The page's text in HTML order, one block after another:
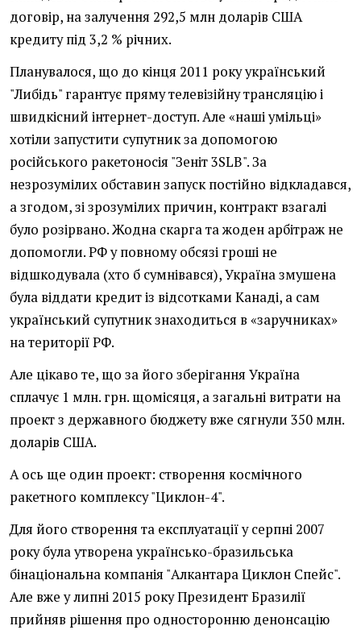
договір, на залучення 292,5 млн доларів США
кредиту під 3,2 % річних.
Планувалося, що до кінця 2011 року український
"Либідь" гарантує пряму телевізійну трансляцію і
швидкісний інтернет-доступ. Але «наші умільці»
хотіли запустити супутник за допомогою
російського ракетоносія "Зеніт 3SLB". За
незрозумілих обставин запуск постійно відкладався,
а згодом, зі зрозумілих причин, контракт взагалі
було розірвано. Жодна скарга та жоден арбітраж не
допомогли. РФ у повному обсязі гроші не
відшкодувала (хто б сумнівався), Україна змушена
була віддати кредит із відсотками Канаді, а сам
український супутник знаходиться в «заручниках»
на території РФ.
Але цікаво те, що за його зберігання Україна
сплачує 1 млн. грн. щомісяця, а загальні витрати на
проект з державного бюджету вже сягнули 350 млн.
доларів США.
А ось ще один проект: створення космічного
ракетного комплексу "Циклон-4".
Для його створення та експлуатації у серпні 2007
року була утворена українсько-бразильська
бінаціональна компанія "Алкантара Циклон Спейс".
Але вже у липні 2015 року Президент Бразилії
прийняв рішення про односторонню денонсацію